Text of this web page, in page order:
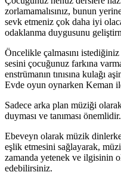
zorlamamalısınız, bunun
sevk etmeniz çok daha iyi
odaklanma duygusunu
Öncelikle çalmasını
sesini çocuğunuz farkına
enstrümanın tınısına kulağı
Evde oyun oynarken Keman
Sadece arka plan müziği
duyması ve tanıması önemlidir.
Ebeveyn olarak müzik
eşlik etmesini sağlayarak,
zamanda yetenek ve ilgisinin
edebilirsiniz.